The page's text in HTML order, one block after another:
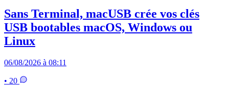
Sans Terminal, macUSB crée vos clés
USB bootables macOS, Windows ou
Linux
06/08/2026 à 08:11
• 20